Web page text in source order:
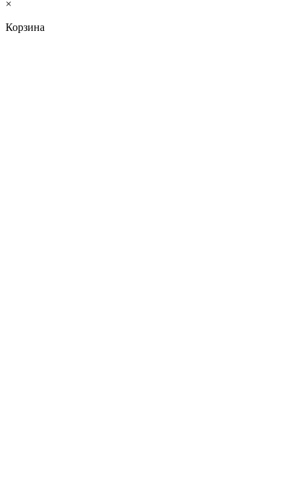
×
Корзина